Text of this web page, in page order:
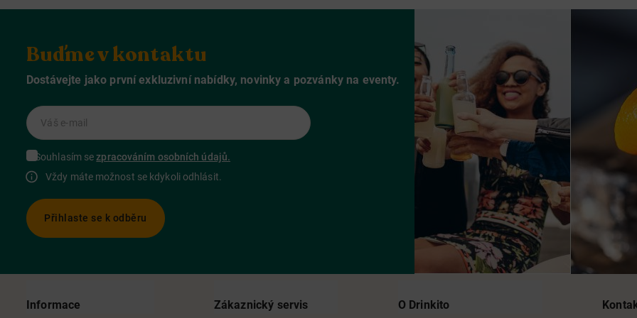
Buďme v kontaktu
Dostávejte jako první exkluzivní nabídky, novinky a pozvánky na eventy.
Váš e-mail
Souhlasím sezpracováním osobních údajů.
Vždy máte možnost se kdykoli odhlásit.
Přihlaste se k odběru
Informace Zákaznický servis O Drinkito